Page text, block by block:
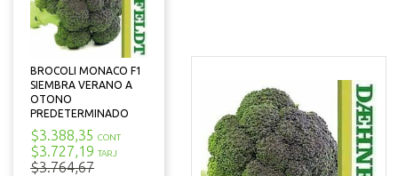
BROCOLI MONACO F1
SIEMBRA VERANO A
OTONO
PREDETERMINADO
$3.388,35 CONT
$3.727,19 TARJ
$3.764,67